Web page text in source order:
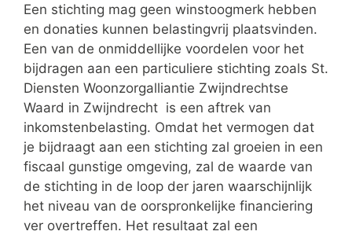
Een stichting mag geen winstoogmerk hebben
en donaties kunnen belastingvrij plaatsvinden.
Een van de onmiddellijke voordelen voor het
bijdragen aan een particuliere stichting zoals St.
Diensten Woonzorgalliantie Zwijndrechtse
Waard in Zwijndrecht is een aftrek van
inkomstenbelasting. Omdat het vermogen dat
je bijdraagt aan een stichting zal groeien in een
fiscaal gunstige omgeving, zal de waarde van
de stichting in de loop der jaren waarschijnlijk
het niveau van de oorspronkelijke financiering
ver overtreffen. Het resultaat zal een